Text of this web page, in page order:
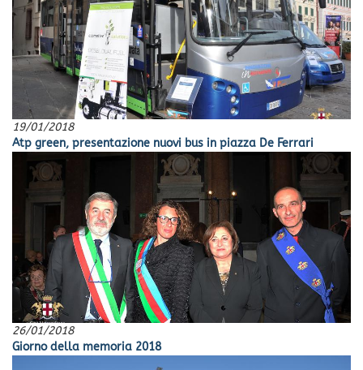
19/01/2018
Atp green, presentazione nuovi bus in piazza De Ferrari
26/01/2018
Giorno della memoria 2018